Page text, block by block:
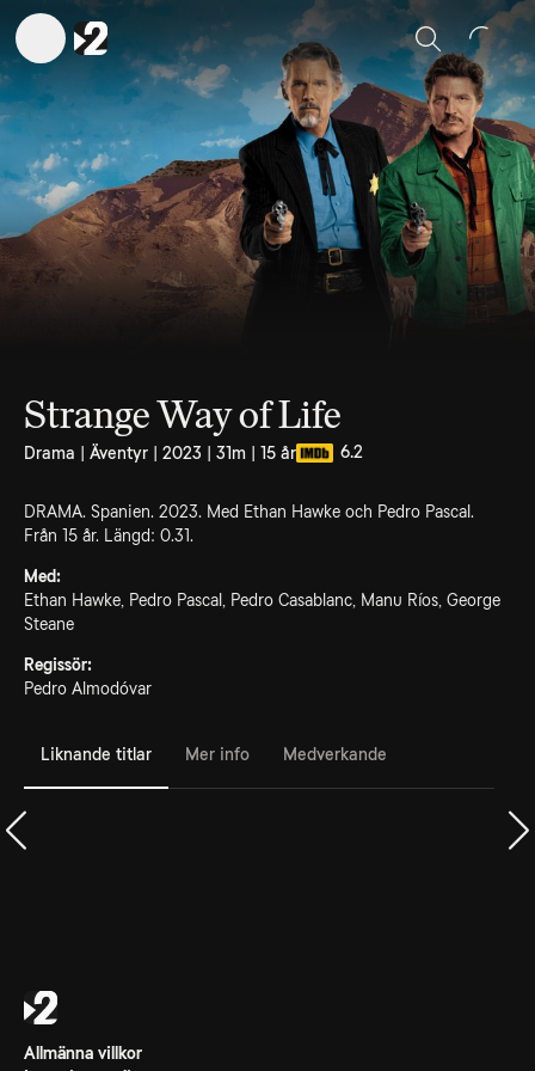
Sök
Strange Way of Life
Drama | Äventyr | 2023 | 31m | 15 år 6.2
DRAMA. Spanien. 2023. Med Ethan Hawke och Pedro Pascal.
Från 15 år. Längd: 0.31.
Med:
Ethan Hawke, Pedro Pascal, Pedro Casablanc, Manu Ríos, George
Steane
Regissör:
Pedro Almodóvar
Liknande titlar Mer info Medverkande
Allmänna villkor